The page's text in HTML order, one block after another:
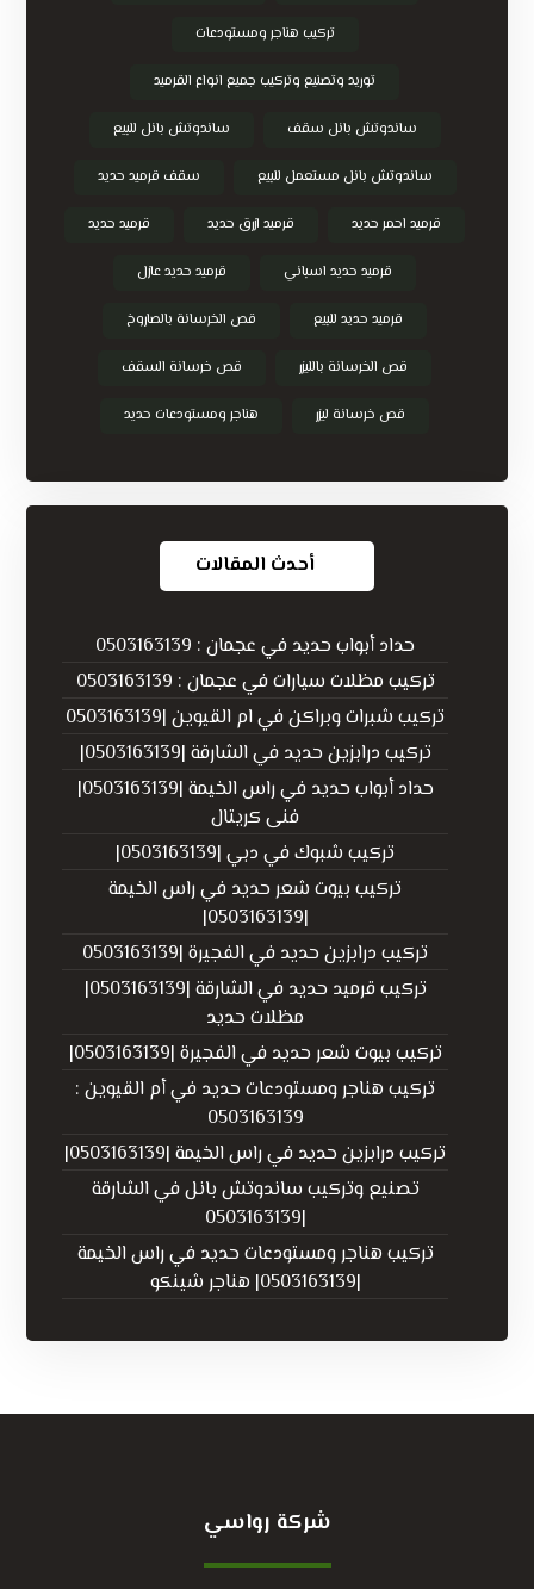
تركيب هناجر ومستودعات
توريد وتصنيع وتركيب جميع انواع القرميد
ساندوتش بانل سقف ساندوتش بانل للبيع
ساندوتش بانل مستعمل للبيع سقف قرميد حديد
قرميد احمر حديد قرميد ازرق حديد قرميد حديد
قرميد حديد اسباني قرميد حديد عازل
قرميد حديد للبيع قص الخرسانة بالصاروخ
قص الخرسانة بالليزر قص خرسانة السقف
قص خرسانة ليزر هناجر ومستودعات حديد
أحدث المقالات
حداد أبواب حديد في عجمان : 0503163139
تركيب مظلات سيارات في عجمان : 0503163139
تركيب شبرات وبراكن في ام القيوين |0503163139
تركيب درابزين حديد في الشارقة |0503163139|
حداد أبواب حديد في راس الخيمة |0503163139|
فنى كريتال
تركيب شبوك في دبي |0503163139|
تركيب بيوت شعر حديد في راس الخيمة
|0503163139|
تركيب درابزين حديد في الفجيرة |0503163139
تركيب قرميد حديد في الشارقة |0503163139|
مظلات حديد
تركيب بيوت شعر حديد في الفجيرة |0503163139|
تركيب هناجر ومستودعات حديد في أم القيوين :
0503163139
تركيب درابزين حديد في راس الخيمة |0503163139|
تصنيع وتركيب ساندوتش بانل في الشارقة
|0503163139
تركيب هناجر ومستودعات حديد في راس الخيمة
|0503163139| هناجر شينكو
شركة رواسي